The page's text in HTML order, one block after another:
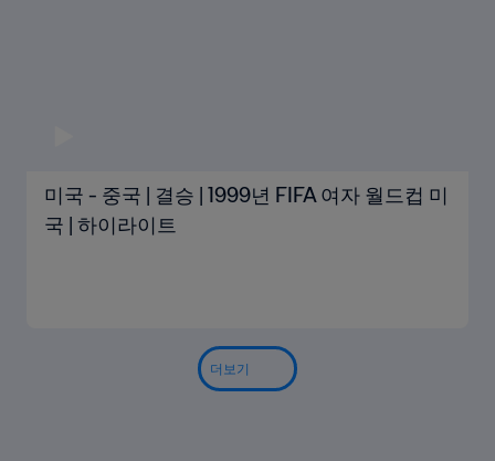
미국 - 중국 | 결승 | 1999년 FIFA 여자 월드컵 미
국 | 하이라이트
더보기